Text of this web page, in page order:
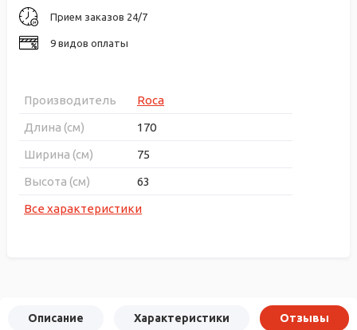
Прием заказов 24/7
9 видов оплаты
Производитель
Roca
Длина (см)
170
Ширина (см)
75
Высота (см)
63
Все характеристики
Описание Характеристики Отзывы